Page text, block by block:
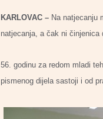
KARLOVAC – Na natjecanju
natjecanja, a čak ni činjenica
56. godinu za redom mladi
pismenog dijela sastoji i od